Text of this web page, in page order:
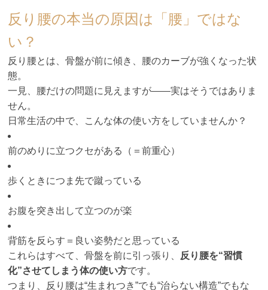
反り腰の本当の原因は「腰」ではな
い？
反り腰とは、骨盤が前に傾き、腰のカーブが強くなった状
態。
一見、腰だけの問題に見えますが――実はそうではありま
せん。
日常生活の中で、こんな体の使い方をしていませんか？
前のめりに立つクセがある（＝前重心）
歩くときにつま先で蹴っている
お腹を突き出して立つのが楽
背筋を反らす＝良い姿勢だと思っている
これらはすべて、骨盤を前に引っ張り、 反り腰を“習慣
化”させてしまう体の使い方です。
つまり、反り腰は“生まれつき”でも“治らない構造”でもな